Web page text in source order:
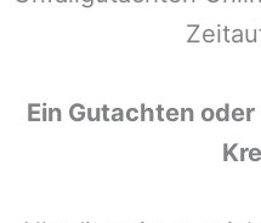
Ein Gutachten